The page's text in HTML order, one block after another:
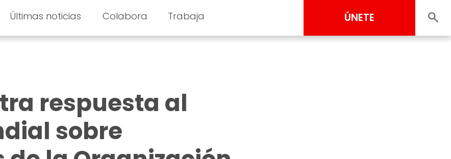
Últimas noticias Colabora Trabaja ÚNETE
respuesta al
sobre